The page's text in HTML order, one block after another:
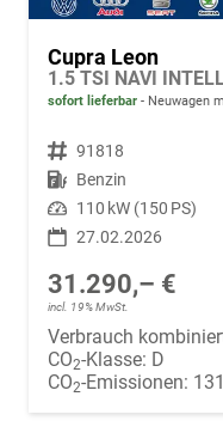
Cupra Leon
1.5 TSI NAVI
sofort lieferbar Neuwagen
Fahrzeugnr. 91818
Kraftstoff Benzin
Leistung 110 kW (150 PS)
27.02.2026
31.290,– €
incl. 19% MwSt.
Verbrauch
CO2-Klasse: D
CO2-Emissionen: